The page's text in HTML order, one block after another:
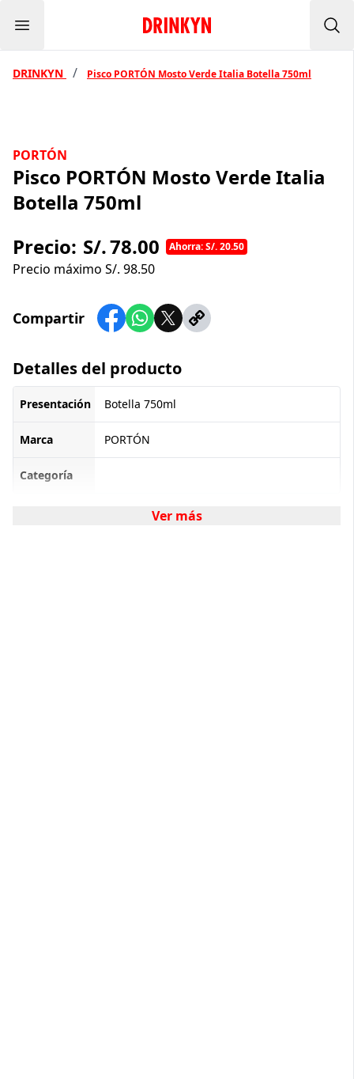
Menu Inicio Drinkyn
DRINKYN / Pisco PORTÓN Mosto Verde Italia Botella 750ml
PORTÓN
Pisco PORTÓN Mosto Verde Italia
Botella 750ml
Precio: S/.78.00 Ahorra: S/. 20.50
Precio máximo S/. 98.50
Compartir
Detalles del producto
Presentación Botella 750ml
Marca PORTÓN
Categoría
Ver más